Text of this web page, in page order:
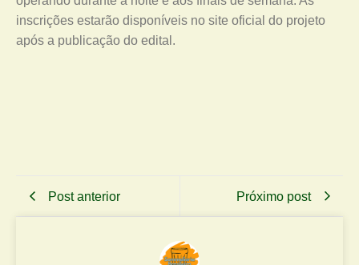
inscrições estarão disponíveis no site oficial do projeto
após a publicação do edital.
Post anterior Próximo post